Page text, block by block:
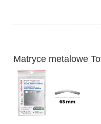
Matryce metalowe